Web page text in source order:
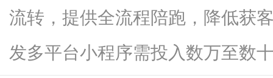
流转，提供全流程陪跑，降低获
发多平台小程序需投入数万至数